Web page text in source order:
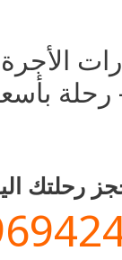
رحلة
رحلتك